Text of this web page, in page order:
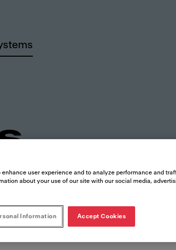
user experience and to analyze performance and
about your use of our site with our social media,
Information Accept Cookies